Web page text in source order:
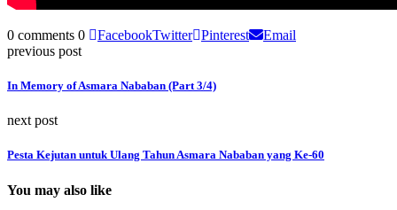
0 comments 0 FacebookTwitter Pinterest
Email
previous post
In Memory of Asmara Nababan (Part 3/4)
next post
Pesta Kejutan untuk Ulang Tahun Asmara Nababan yang Ke-60
You may also like